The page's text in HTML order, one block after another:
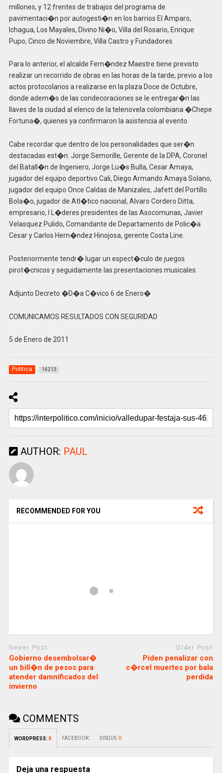
millones, y 12 frentes de trabajos del programa de
pavimentaci�n por autogesti�n en los barrios El Amparo,
Ichagua, Los Mayales, Divino Ni�o, Villa del Rosario, Enrique
Pupo, Cinco de Noviembre, Villa Castro y Fundadores.
Para lo anterior, el alcalde Fern�ndez Maestre tiene previsto
realizar un recorrido de obras en las horas de la tarde, previo a los
actos protocolarios a realizarse en la plaza Doce de Octubre,
donde adem�s de las condecoraciones se le entregar�n las
llaves de la ciudad al elenco de la telenovela colombiana �Chepe
Fortuna�, quienes ya confirmaron la asistencia al evento.
Cabe recordar que dentro de los personalidades que ser�n
destacadas est�n: Jorge Semorille, Gerente de la DPA, Coronel
del Batall�n de Ingeniero, Jorge Lu�s Bulla, Cesar Amaya,
jugador del equipo deportivo Cali, Diego Armando Amaya Solano,
jugador del equipo Once Caldas de Manizales, Jafett del Portillo
Bola�o, jugador de Atl�tico nacional, Alvaro Cordero Ditta,
empresario, l L�deres presidentes de las Asocomunas, Javier
Velasquez Pulido, Comandante de Departamento de Polic�a
Cesar y Carlos Hern�ndez Hinojosa, gerente Costa Line.
Posteriormente tendr� lugar un espect�culo de juegos
pirot�cnicos y seguidamente las presentaciones musicales.
Adjunto Decreto �D�a C�vico 6 de Enero�
COMUNICAMOS RESULTADOS CON SEGURIDAD
5 de Enero de 2011
Politica 14213
AUTHOR: PAUL
RECOMMENDED FOR YOU
Newer Post
Gobierno desembolsar�
un bill�n de pesos para
atender damnificados del
invierno
Older Post
Piden penalizar con
c�rcel muertes por bala
perdida
COMMENTS
WORDPRESS: 0 FACEBOOK: DISQUS: 0
Deja una respuesta